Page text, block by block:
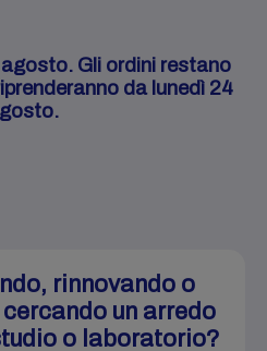
Gli ordini restano
da lunedì 24
rinnovando o
un arredo
o laboratorio?